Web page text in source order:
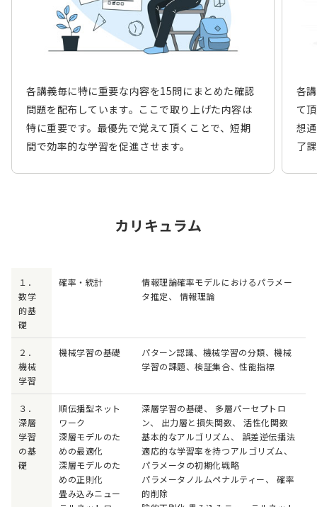
各講義毎に特に重要な内容を15問にまとめた確認
問題を配布しています。ここで取り上げた内容は
特に重要です。最優先で覚えて頂くことで、短期
間で効率的な学習を促進させます。
各
て
想
了
カリキュラム
１．
数学
的基
礎
確率・統計
情報理論確率モデルにおけるパラメー
タ推定、 情報理論
２．
機械
学習
機械学習の基礎
パターン認識、機械学習の分類、機械
学習の課題、検証集合、性能指標
３．
深層
学習
の基
礎
順伝播型ネット
ワーク
深層モデルのた
めの最適化
深層モデルのた
めの正則化
畳み込みニュー
深層学習の基礎、 多層パーセプトロ
ン、 出力層と損失関数、 活性化関数
基本的なアルゴリズム、 誤差逆伝播法
適応的な学習率を持つアルゴリズム、
パラメータの初期化戦略
パラメータノルムペナルティー、 確率
的削除